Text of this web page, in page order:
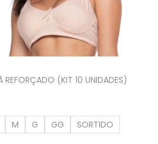
REFORÇADO (KIT 10 UNIDADES)
M G GG SORTIDO